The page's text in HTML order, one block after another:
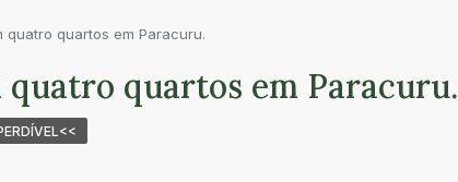
quatro quartos em Paracuru.
quatro quartos em Paracuru.